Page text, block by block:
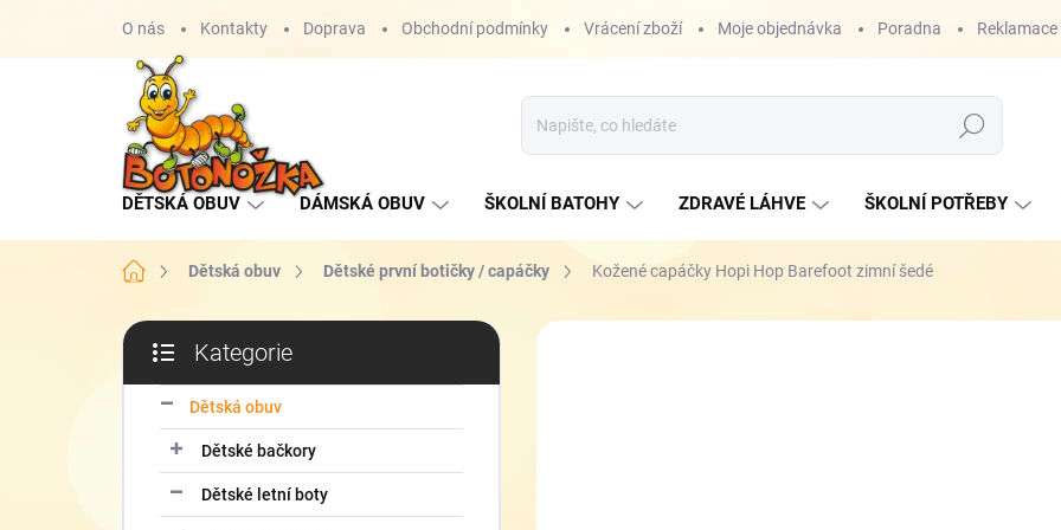
O nás Kontakty Doprava Obchodní podmínky Vrácení zboží Moje objednávka Poradna Reklamace
Hledat
DĚTSKÁ OBUV DÁMSKÁ OBUV ŠKOLNÍ BATOHY ZDRAVÉ LÁHVE ŠKOLNÍ POTŘEBY
Domů Dětská obuv Dětské první botičky / capáčky Kožené capáčky Hopi Hop Barefoot zimní šedé
P
s
kategorie
Kategorie
Dětská obuv
Dětské bačkory
Dětské letní boty
ZNAČKA: